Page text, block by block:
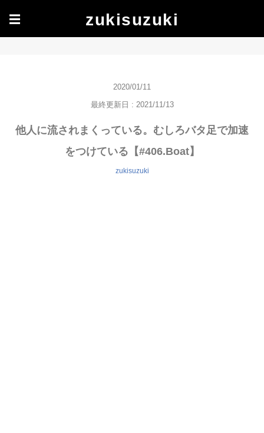
☰ zukisuzuki
2020/01/11
最終更新日 : 2021/11/13
他人に流されまくっている。むしろバタ足で加速
をつけている【#406.Boat】
zukisuzuki